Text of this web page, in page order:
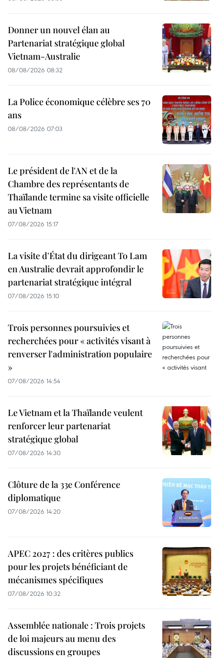
Donner un nouvel élan au
Partenariat stratégique global
Vietnam-Australie
08/08/2026 08:32
La Police économique célèbre ses 70
ans
08/08/2026 07:03
Le président de l'AN et de la
Chambre des représentants de
Thaïlande termine sa visite officielle
au Vietnam
07/08/2026 15:17
La visite d'État du dirigeant To Lam
en Australie devrait approfondir le
partenariat stratégique intégral
07/08/2026 15:10
Trois personnes poursuivies et
recherchées pour « activités visant à
renverser l'administration populaire
»
07/08/2026 14:54
Le Vietnam et la Thaïlande veulent
renforcer leur partenariat
stratégique global
07/08/2026 14:30
Clôture de la 33e Conférence
diplomatique
07/08/2026 14:20
APEC 2027 : des critères publics
pour les projets bénéficiant de
mécanismes spécifiques
07/08/2026 10:32
Assemblée nationale : Trois projets
de loi majeurs au menu des
discussions en groupes